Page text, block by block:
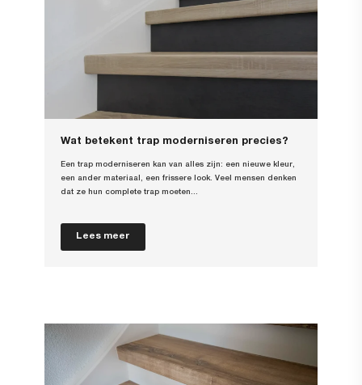
Wat betekent trap moderniseren precies?
Een trap moderniseren kan van alles zijn: een nieuwe kleur,
een ander materiaal, een frissere look. Veel mensen denken
dat ze hun complete trap moeten...
Lees meer